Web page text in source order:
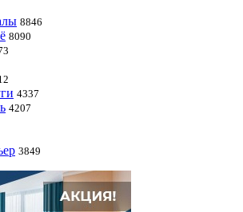
8846
8090
4337
4207
3849